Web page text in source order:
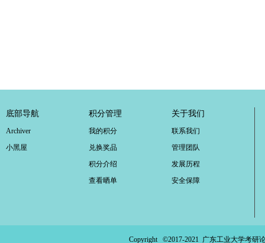
底部导航
Archiver
小黑屋
积分管理
我的积分
兑换奖品
积分介绍
查看晒单
关于我们
联系我们
管理团队
发展历程
安全保障
Copyright ©2017-2021 广东工业大学考研